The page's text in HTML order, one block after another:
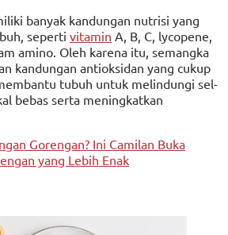
banyak kandungan nutrisi yang
seperti vitamin A, B, C, lycopene,
amino. Oleh karena itu, semangka
kandungan antioksidan yang cukup
tubuh untuk melindungi sel-
bebas serta meningkatkan
Gorengan? Ini Camilan Buka
yang Lebih Enak